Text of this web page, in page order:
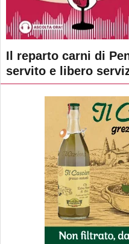
Il reparto carni di
servito e libero